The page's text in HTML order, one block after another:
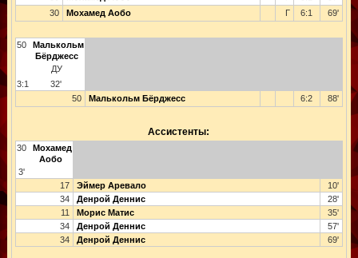
30
Мохамед Аобо Г 6:1 69'
50
Малькольм
Бёрджесс
ДУ
3:1
32'
50
Малькольм Бёрджесс 6:2 88'
Ассистенты:
30
Мохамед
Аобо
3'
17
Эймер Аревало
10'
34
Денрой Деннис
28'
11
Морис Матис
35'
34
Денрой Деннис
57'
34
Денрой Деннис 69'